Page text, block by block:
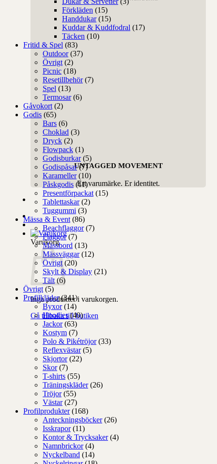
UNTAGGED MOVEMENT
Ert varumärke. Er identitet.
Varukorg
Inga produkter i varukorgen.
Gå tillbaka till butiken
Förkläden (15)
Handdukar (15)
Kuddar & Kuddfodral (17)
Täcken (10)
Fritid & Spel (83)
Outdoor (37)
Övrigt (2)
Picnic (18)
Resetillbehör (7)
Spel (13)
Termosar (6)
Gåvokort (2)
Godis (65)
Bars (6)
Choklad (3)
Dryck (2)
Flowpack (1)
Godisburkar (5)
Godispåsar (7)
Karameller (10)
Påskgodis (11)
Presentförpackat (15)
Tablettaskar (2)
Tuggummi (3)
Mässa & Event (86)
Beachflaggor (7)
Flaggor (7)
Mässbord (13)
Mässväggar (12)
Övrigt (20)
Skylt & Display (21)
Tält (6)
Övrigt (5)
Profilkläder (341)
Byxor (14)
Hoodies (40)
Jackor (63)
Kostym (7)
Polo & Pikétröjor (33)
Reflexvästar (5)
Skjortor (22)
Skor (7)
T-shirts (55)
Träningskläder (26)
Tröjor (55)
Västar (27)
Profilprodukter (168)
Anteckningsböcker (26)
Isskrapor (11)
Kontor & Trycksaker (4)
Namnbrickor (4)
Nyckelband (14)